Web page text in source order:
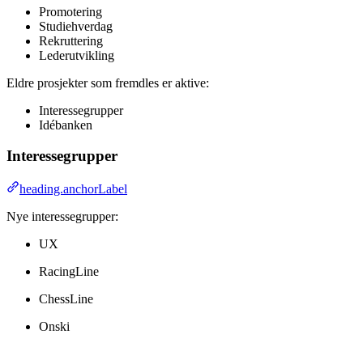
Promotering
Studiehverdag
Rekruttering
Lederutvikling
Eldre prosjekter som fremdles er aktive:
Interessegrupper
Idébanken
Interessegrupper
heading.anchorLabel
Nye interessegrupper:
UX
RacingLine
ChessLine
Onski